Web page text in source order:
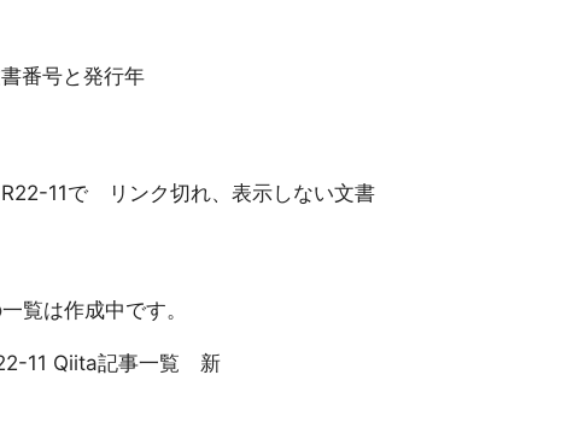
番号と発行年
11で リンク切れ、表示しない文書
覧は作成中です。
11 Qiita記事一覧 新